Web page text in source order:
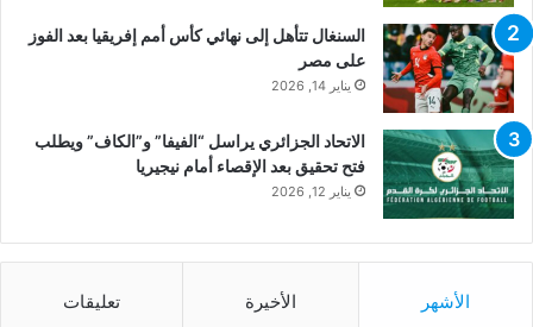
السنغال تتأهل إلى نهائي كأس أمم إفريقيا بعد الفوز
على مصر
يناير 14, 2026
الاتحاد الجزائري يراسل “الفيفا” و”الكاف” ويطلب
فتح تحقيق بعد الإقصاء أمام نيجيريا
يناير 12, 2026
الأشهر الأخيرة تعليقات